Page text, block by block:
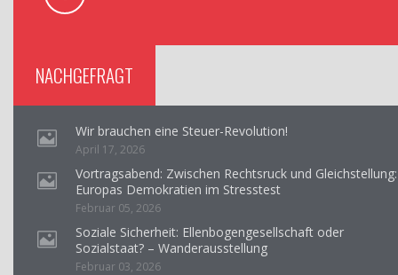
NACHGEFRAGT
Wir brauchen eine Steuer-Revolution!
April 17, 2026
Vortragsabend: Zwischen Rechtsruck und Gleichstellung:
Europas Demokratien im Stresstest
Februar 05, 2026
Soziale Sicherheit: Ellenbogengesellschaft oder
Sozialstaat? – Wanderausstellung
Februar 03, 2026